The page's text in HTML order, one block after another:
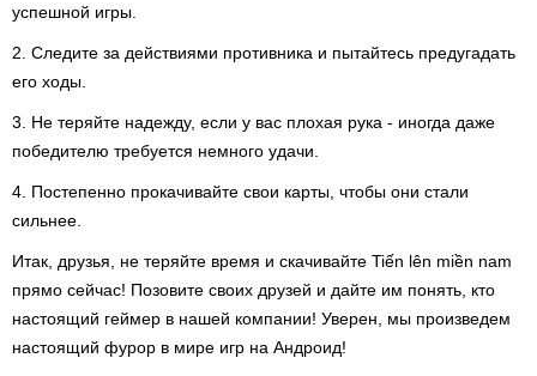
успешной игры.
2. Следите за действиями противника и пытайтесь предугадать
его ходы.
3. Не теряйте надежду, если у вас плохая рука - иногда даже
победителю требуется немного удачи.
4. Постепенно прокачивайте свои карты, чтобы они стали
сильнее.
Итак, друзья, не теряйте время и скачивайте Tiến lên miền nam
прямо сейчас! Позовите своих друзей и дайте им понять, кто
настоящий геймер в нашей компании! Уверен, мы произведем
настоящий фурор в мире игр на Андроид!